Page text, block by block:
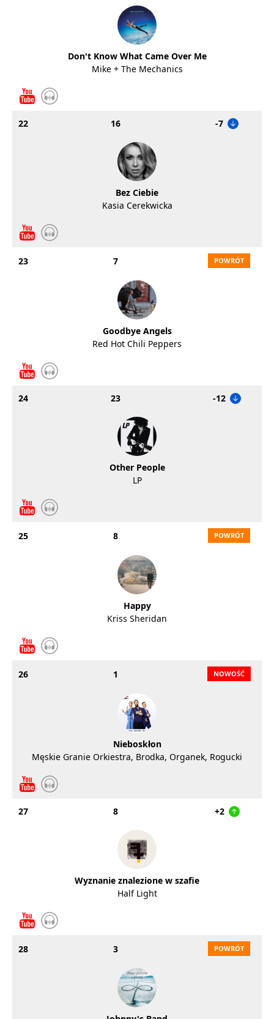
Don't Know What Came Over Me
Mike + The Mechanics
22 16 -7
Bez Ciebie
Kasia Cerekwicka
23 7
Goodbye Angels
Red Hot Chili Peppers
24 23 -12
Other People
LP
25 8
Happy
Kriss Sheridan
26 1
Nieboskłon
Męskie Granie Orkiestra, Brodka, Organek, Rogucki
27 8 +2
Wyznanie znalezione w szafie
Half Light
28 3